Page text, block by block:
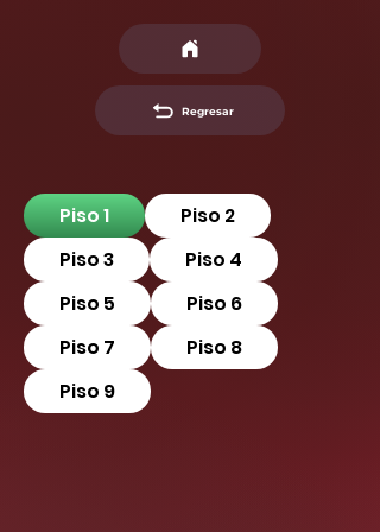
Regresar
Piso 1
Piso 2
Piso 3
Piso 4
Piso 5
Piso 6
Piso 7
Piso 8
Piso 9